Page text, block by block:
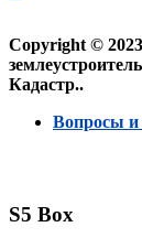
Copyright ©
Кадастр..
Вопросы и
S5 Box